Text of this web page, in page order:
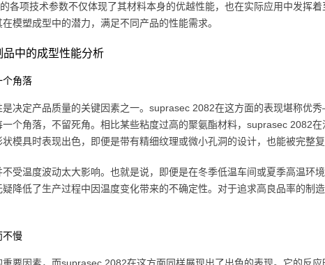
各项技术参数不仅体现了其材料本身的优越性能，也在实际应用中发挥
模塑成型中的潜力，满足不同产品的性能需求。
中的成型性能分析
个角落
是决定产品质量的关键因素之一。suprasec 2082在这方面的表现堪称优
个角落，不留死角。相比某些粘度过高的聚氨酯材料，suprasec 2082
模具时表现出色，即便是带有精细纹理或微小孔洞的设计，也能被完整复
受温度波动太大影响。也就是说，即便是在冬季低温车间或夏季高温环
降低了生产过程中因温度变化带来的不确定性。对于追求高良品率的制
不慢